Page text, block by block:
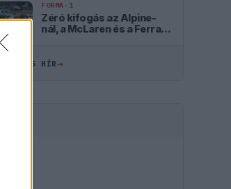
FORMA-1
Zéró kifogás az Alpine-
nál, a McLaren és a Ferrari
FRISS HÍR→